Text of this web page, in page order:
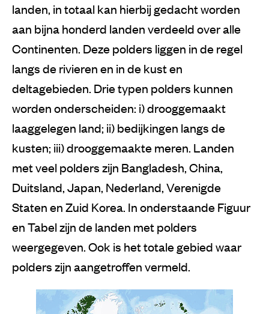
landen, in totaal kan hierbij gedacht worden
aan bijna honderd landen verdeeld over alle
Continenten. Deze polders liggen in de regel
langs de rivieren en in de kust en
deltagebieden. Drie typen polders kunnen
worden onderscheiden: i) drooggemaakt
laaggelegen land; ii) bedijkingen langs de
kusten; iii) drooggemaakte meren. Landen
met veel polders zijn Bangladesh, China,
Duitsland, Japan, Nederland, Verenigde
Staten en Zuid Korea. In onderstaande Figuur
en Tabel zijn de landen met polders
weergegeven. Ook is het totale gebied waar
polders zijn aangetroffen vermeld.